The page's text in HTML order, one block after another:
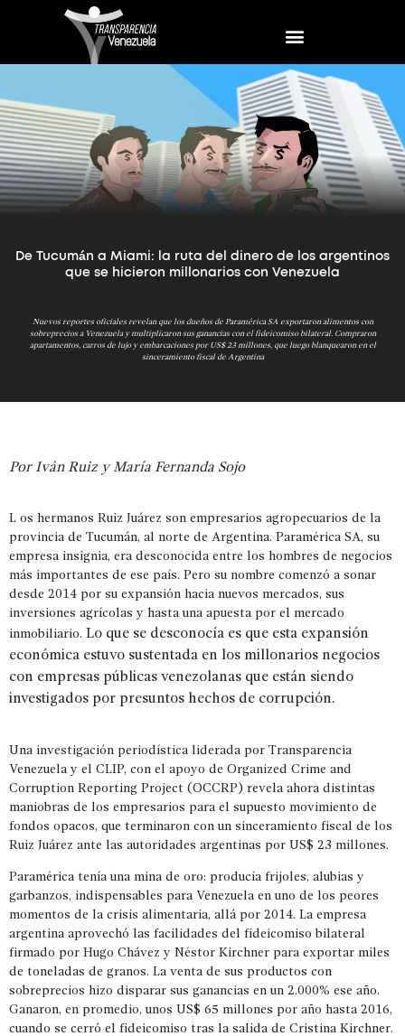
De Tucumán a Miami: la ruta del dinero de los argentinos
que se hicieron millonarios con Venezuela
Nuevos reportes oficiales revelan que los dueños de Paramérica SA exportaron alimentos con
sobreprecios a Venezuela y multiplicaron sus ganancias con el fideicomiso bilateral. Compraron
apartamentos, carros de lujo y embarcaciones por US$ 23 millones, que luego blanquearon en el
sinceramiento fiscal de Argentina
Por Iván Ruiz y María Fernanda Sojo
L os hermanos Ruiz Juárez son empresarios agropecuarios de la
provincia de Tucumán, al norte de Argentina. Paramérica SA, su
empresa insignia, era desconocida entre los hombres de negocios
más importantes de ese país. Pero su nombre comenzó a sonar
desde 2014 por su expansión hacia nuevos mercados, sus
inversiones agrícolas y hasta una apuesta por el mercado
inmobiliario. Lo que se desconocía es que esta expansión
económica estuvo sustentada en los millonarios negocios
con empresas públicas venezolanas que están siendo
investigados por presuntos hechos de corrupción.
Una investigación periodística liderada por Transparencia
Venezuela y el CLIP, con el apoyo de Organized Crime and
Corruption Reporting Project (OCCRP) revela ahora distintas
maniobras de los empresarios para el supuesto movimiento de
fondos opacos, que terminaron con un sinceramiento fiscal de los
Ruiz Juárez ante las autoridades argentinas por US$ 23 millones.
Paramérica tenía una mina de oro: producía frijoles, alubias y
garbanzos, indispensables para Venezuela en uno de los peores
momentos de la crisis alimentaria, allá por 2014. La empresa
argentina aprovechó las facilidades del fideicomiso bilateral
firmado por Hugo Chávez y Néstor Kirchner para exportar miles
de toneladas de granos. La venta de sus productos con
sobreprecios hizo disparar sus ganancias en un 2.000% ese año.
Ganaron, en promedio, unos US$ 65 millones por año hasta 2016,
cuando se cerró el fideicomiso tras la salida de Cristina Kirchner.